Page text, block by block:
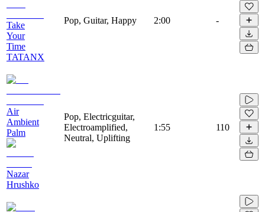
Take
Your
Time
TATANX
Pop, Guitar, Happy 2:00 -
Air
Ambient
Palm
Nazar
Hrushko
Pop, Electricguitar,
Electroamplified,
Neutral, Uplifting
1:55 110